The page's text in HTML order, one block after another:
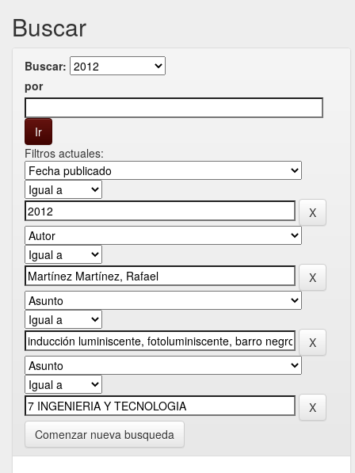
Buscar
Buscar:
por
Filtros actuales:
Comenzar nueva busqueda